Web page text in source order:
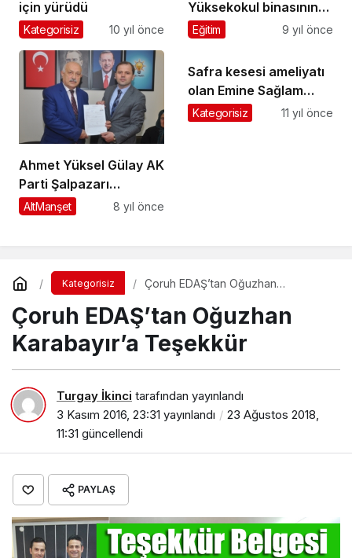
için yürüdü
Kategorisiz 10 yıl önce
Yüksekokul binasının
hızlıca
söyledi
Eğitim 9 yıl önce
Ahmet Yüksel Gülay AK
Parti Şalpazarı
Belediye Başkanı Aday
AltManşet 8 yıl önce
Safra kesesi ameliyatı
olan Emine Sağlam
hayatını kaybetti
Kategorisiz 11 yıl önce
Kategorisiz
Çoruh EDAŞ’tan Oğuzhan
Çoruh EDAŞ’tan Oğuzhan
Karabayır’a Teşekkür
Turgay İkinci tarafından yayınlandı
3 Kasım 2016, 23:31 yayınlandı
23 Ağustos 2018,
11:31 güncellendi
PAYLAŞ